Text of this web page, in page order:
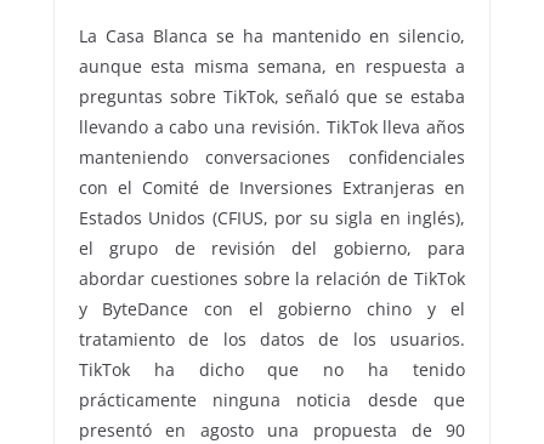
La Casa Blanca se ha mantenido en silencio,
aunque esta misma semana, en respuesta a
preguntas sobre TikTok, señaló que se estaba
llevando a cabo una revisión. TikTok lleva años
manteniendo conversaciones confidenciales
con el Comité de Inversiones Extranjeras en
Estados Unidos (CFIUS, por su sigla en inglés),
el grupo de revisión del gobierno, para
abordar cuestiones sobre la relación de TikTok
y ByteDance con el gobierno chino y el
tratamiento de los datos de los usuarios.
TikTok ha dicho que no ha tenido
prácticamente ninguna noticia desde que
presentó en agosto una propuesta de 90